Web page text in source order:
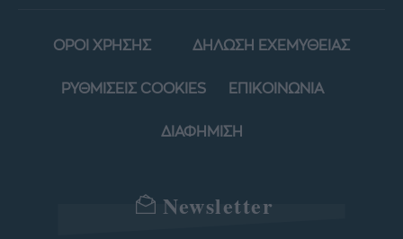
ΟΡΟΙ ΧΡΗΣΗΣ ΔΗΛΩΣΗ ΕΧΕΜΥΘΕΙΑΣ
ΡΥΘΜΙΣΕΙΣ COOKIES ΕΠΙΚΟΙΝΩΝΙΑ
ΔΙΑΦΗΜΙΣΗ
Newsletter